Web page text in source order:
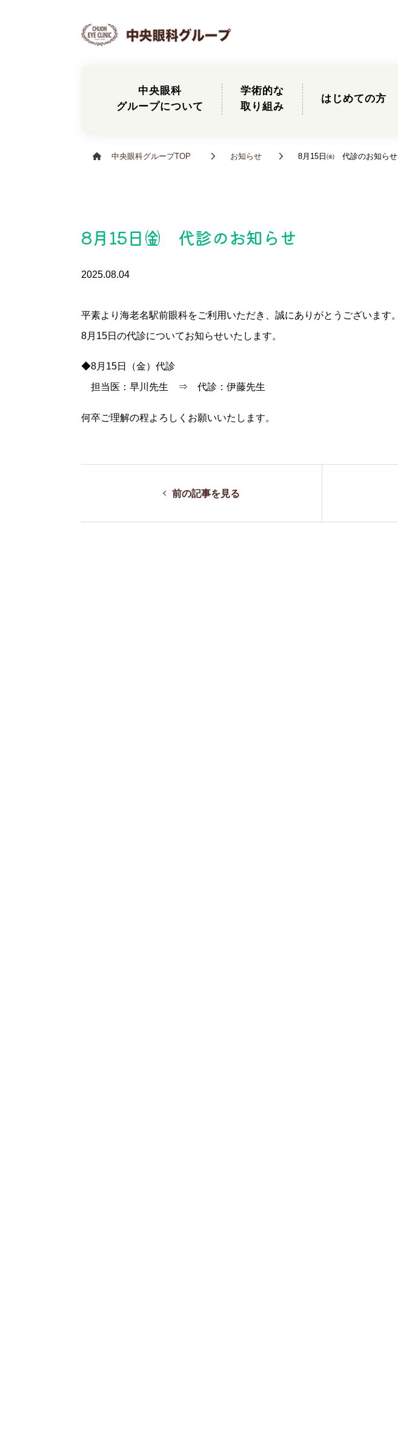
中央眼科
グループについて
学術的な
取り組み
はじめての方
中央眼科グループTOP お知らせ 8月15日㈮ 代診のお知らせ
8月15日㈮ 代診のお知らせ
2025.08.04
平素より海老名駅前眼科をご利用いただき、誠にありがとうございます。
8月15日の代診についてお知らせいたします。
◆8月15日（金）代診
担当医：早川先生 ⇒ 代診：伊藤先生
何卒ご理解の程よろしくお願いいたします。
前の記事を見る